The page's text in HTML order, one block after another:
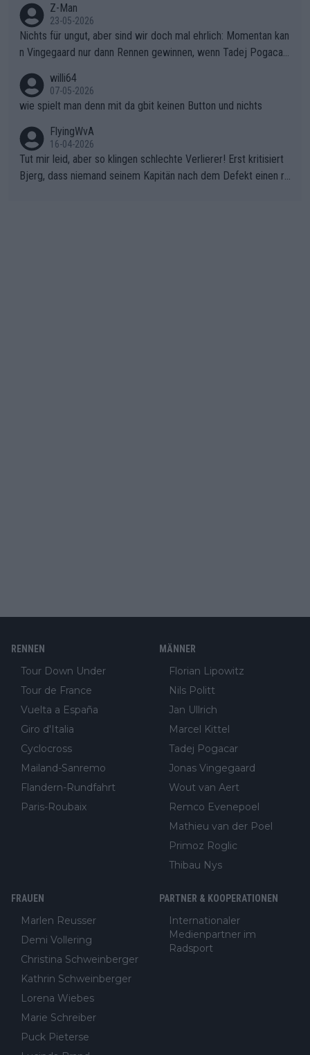
Z-Man
23-05-2026
Nichts für ungut, aber sind wir doch mal ehrlich: Momentan kan
n Vingegaard nur dann Rennen gewinnen, wenn Tadej Pogacar
willi64
07-05-2026
wie spielt man denn mit da gbit keinen Button und nichts
FlyingWvA
16-04-2026
Tut mir leid, aber so klingen schlechte Verlierer! Erst kritisiert
Bjerg, dass niemand seinem Kapitän nach dem Defekt einen ro
RENNEN
Tour Down Under
Tour de France
Vuelta a España
Giro d'Italia
Cyclocross
Mailand-Sanremo
Flandern-Rundfahrt
Paris-Roubaix
MÄNNER
Florian Lipowitz
Nils Politt
Jan Ullrich
Marcel Kittel
Tadej Pogacar
Jonas Vingegaard
Wout van Aert
Remco Evenepoel
Mathieu van der Poel
Primoz Roglic
Thibau Nys
FRAUEN
Marlen Reusser
Demi Vollering
Christina Schweinberger
Kathrin Schweinberger
Lorena Wiebes
Marie Schreiber
Puck Pieterse
PARTNER & KOOPERATIONEN
Internationaler
Medienpartner im
Radsport